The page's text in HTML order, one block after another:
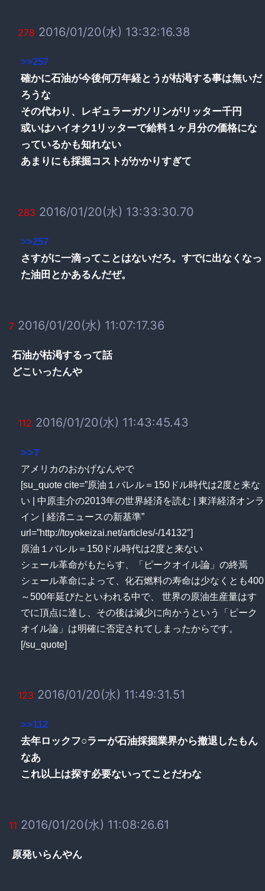
278 2016/01/20(水) 13:32:16.38
>>257
確かに石油が今後何万年経とうが枯渇する事は無いだ
ろうな
その代わり、レギュラーガソリンがリッター千円
或いはハイオク1リッターで給料１ヶ月分の価格にな
っているかも知れない
あまりにも採掘コストがかかりすぎて
283 2016/01/20(水) 13:33:30.70
>>257
さすがに一滴ってことはないだろ。すでに出なくなっ
た油田とかあるんだぜ。
7 2016/01/20(水) 11:07:17.36
石油が枯渇するって話
どこいったんや
112 2016/01/20(水) 11:43:45.43
>>7
アメリカのおかげなんやで
[su_quote cite=”原油１バレル＝150ドル時代は2度と来な
い | 中原圭介の2013年の世界経済を読む | 東洋経済オンラ
イン | 経済ニュースの新基準”
url=”http://toyokeizai.net/articles/-/14132″]
原油１バレル＝150ドル時代は2度と来ない
シェール革命がもたらす、「ピークオイル論」の終焉
シェール革命によって、化石燃料の寿命は少なくとも400
～500年延びたといわれる中で、 世界の原油生産量はす
でに頂点に達し、その後は減少に向かうという「ピーク
オイル論」は明確に否定されてしまったからです。
[/su_quote]
123 2016/01/20(水) 11:49:31.51
>>112
去年ロックフ○ラーが石油採掘業界から撤退したもん
なあ
これ以上は探す必要ないってことだわな
11 2016/01/20(水) 11:08:26.61
原発いらんやん